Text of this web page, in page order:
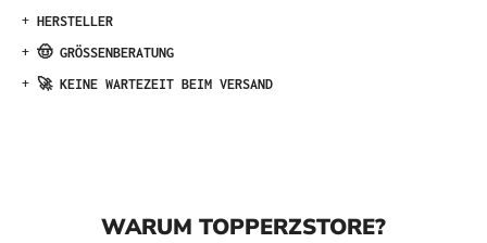
+ HERSTELLER
+ 🤠 GRÖSSENBERATUNG
+ 🚀 KEINE WARTEZEIT BEIM VERSAND
WARUM TOPPERZSTORE?